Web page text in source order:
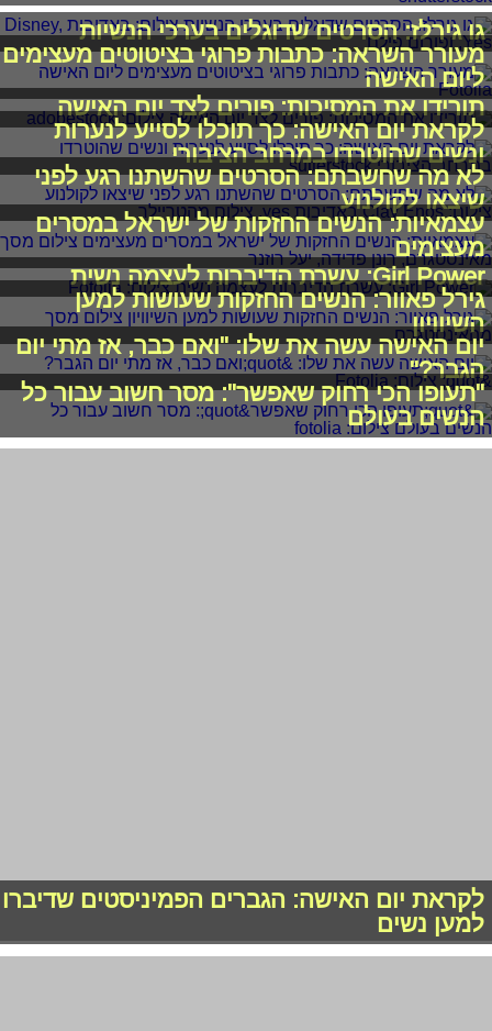
גו גירלז: הסרטים שדוגלים בערכי הנשיות
מעורר השראה: כתבות פרוגי בציטוטים מעצימים
ליום האישה
תורידו את המסיכות: פורים לצד יום האישה
לקראת יום האישה: כך תוכלו לסייע לנערות
ונשים שהוטרדו במרחב הציבורי
לא מה שחשבתם: הסרטים שהשתנו רגע לפני
שיצאו לקולנוע
עצמאיות: הנשים החזקות של ישראל במסרים
מעצימים
Girl Power: עשרת הדיברות לעצמה נשית
גירל פאוור: הנשים החזקות שעושות למען
השיוויון
יום האישה עשה את שלו: "ואם כבר, אז מתי יום
הגבר?"
"תעופו הכי רחוק שאפשר": מסר חשוב עבור כל
הנשים בעולם
לקראת יום האישה: הגברים הפמיניסטים שדיברו